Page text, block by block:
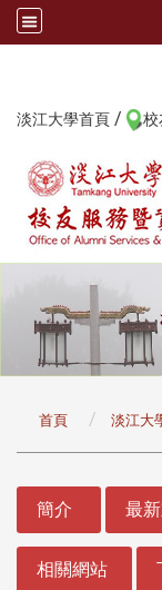
淡江大學首頁 / 校
首頁 淡江大
簡介 最
相關網站